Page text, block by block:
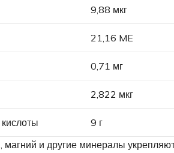
9,88 мкг
21,16 ME
0,71 мг
2,822 мкг
9 г
и другие минералы